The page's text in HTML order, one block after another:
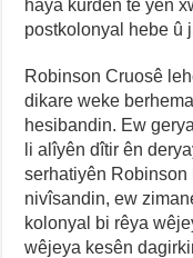
haya kurdên te yên
postkolonyal hebe û
Robinson Cruosê
dikare weke
hesibandin. Ew
li alîyên dîtir ên
serhatiyên
nivîsandin, ew
kolonyal bi rêya
wêjeya kesên